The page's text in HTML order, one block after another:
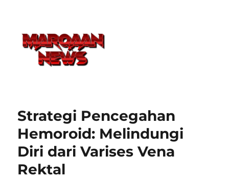
Strategi Pencegahan
Hemoroid: Melindungi
Diri dari Varises Vena
Rektal